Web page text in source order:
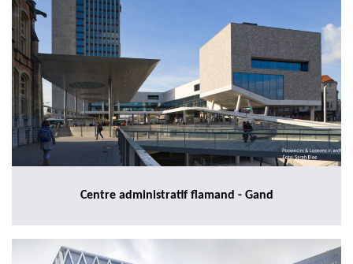
Centre administratif flamand - Gand